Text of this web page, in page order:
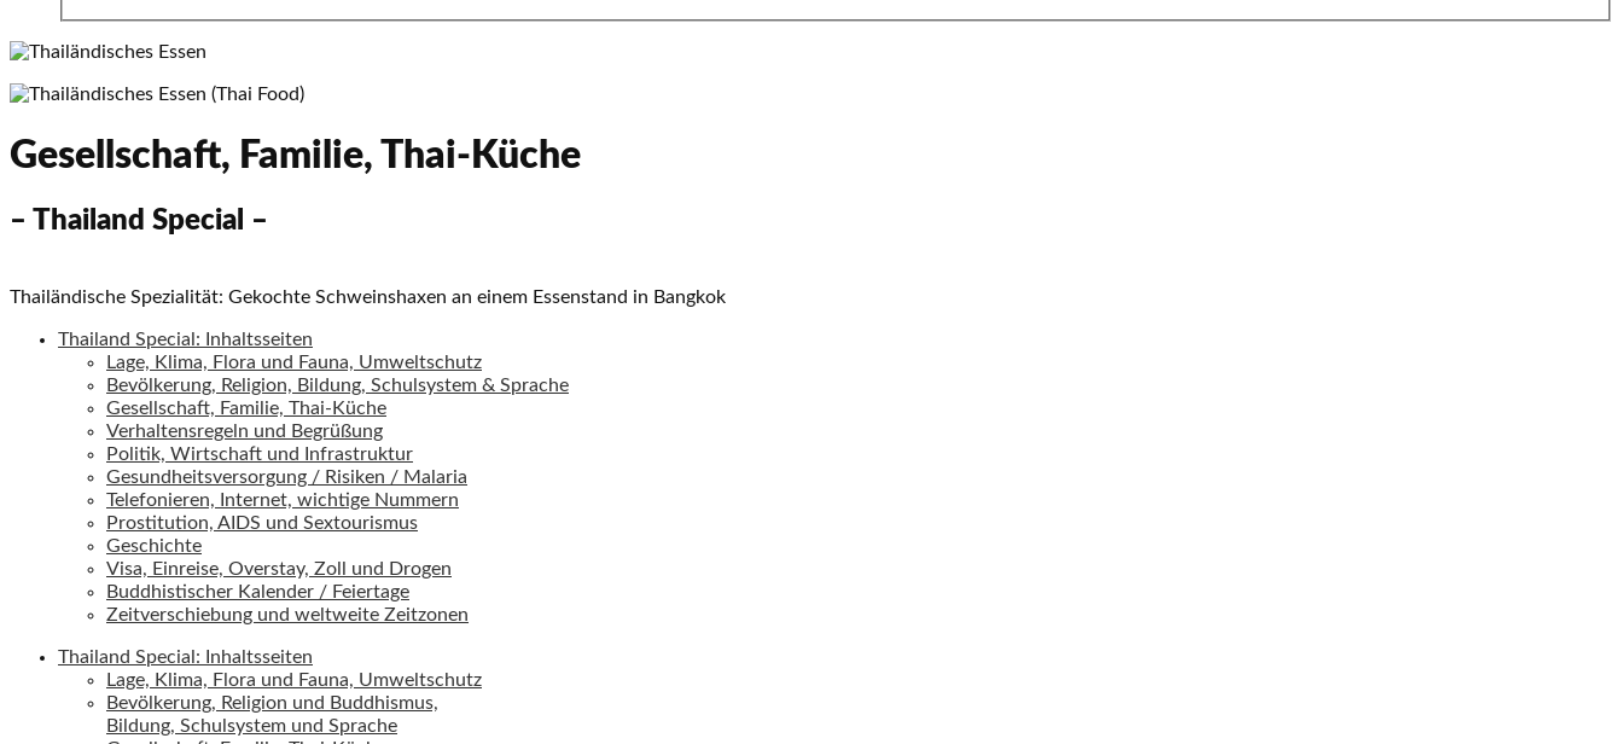
Gesellschaft, Familie, Thai-Küche
– Thailand Special –
Thailändische Spezialität: Gekochte Schweinshaxen an einem Essenstand in Bangkok
Thailand Special: Inhaltsseiten
Lage, Klima, Flora und Fauna, Umweltschutz
Bevölkerung, Religion, Bildung, Schulsystem & Sprache
Gesellschaft, Familie, Thai-Küche
Verhaltensregeln und Begrüßung
Politik, Wirtschaft und Infrastruktur
Gesundheitsversorgung / Risiken / Malaria
Telefonieren, Internet, wichtige Nummern
Prostitution, AIDS und Sextourismus
Geschichte
Visa, Einreise, Overstay, Zoll und Drogen
Buddhistischer Kalender / Feiertage
Zeitverschiebung und weltweite Zeitzonen
Thailand Special: Inhaltsseiten
Lage, Klima, Flora und Fauna, Umweltschutz
Bevölkerung, Religion und Buddhismus,
Bildung, Schulsystem und Sprache